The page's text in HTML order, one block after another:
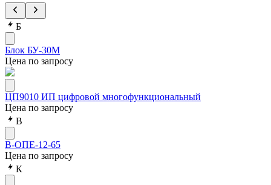
Б
Блок БУ-30М
Цена по запросу
ЦП9010 ИП цифровой многофункциональный
Цена по запросу
В
В-ОПЕ-12-65
Цена по запросу
К